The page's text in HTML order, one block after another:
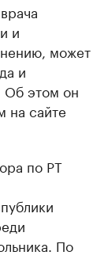
и
может
и
Об этом он
на сайте
по РТ
По